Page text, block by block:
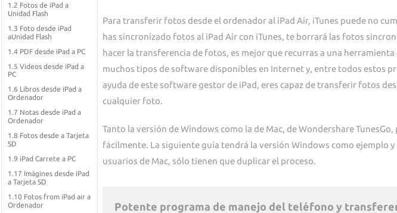
Para transferir fotos desde el ordenador al iPad Air, iTunes puede no
has sincronizado fotos al iPad Air con iTunes, te borrará las fotos
hacer la transferencia de fotos, es mejor que recurras a una
muchos tipos de software disponibles en Internet y, entre todos estos
ayuda de este software gestor de iPad, eres capaz de transferir fotos
cualquier foto.
Tanto la versión de Windows como la de Mac, de Wondershare
fácilmente. La siguiente guía tendrá la versión Windows como ejemplo
usuarios de Mac, sólo tienen que duplicar el proceso.
Potente programa de manejo del teléfono y
1.2 Fotos de iPad a
Unidad Flash
1.3 Foto desde iPad
aUnidad Flash
1.4 PDF desde iPad a PC
1.5 Videos desde iPad a
PC
1.6 Libros desde iPad a
Ordenador
1.7 Notas desde iPad a
Ordenador
1.8 Fotos desde a Tarjeta
SD
1.9 iPad Carrete a PC
1.17 Imágines desde iPad
a Tarjeta SD
1.10 Fotos from iPad air a
Ordenador